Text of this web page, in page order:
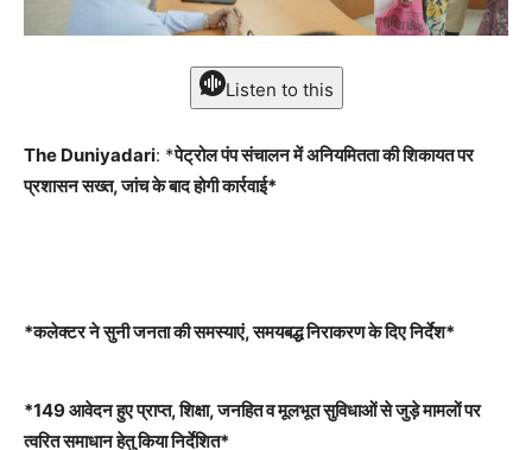
Listen to this
The Duniyadari: *पेट्रोल पंप संचालन में अनियमितता की शिकायत पर
प्रशासन सख्त, जांच के बाद होगी कार्रवाई*
*कलेक्टर ने सुनी जनता की समस्याएं, समयबद्ध निराकरण के दिए निर्देश*
*149 आवेदन हुए प्राप्त, शिक्षा, जनहित व मूलभूत सुविधाओं से जुड़े मामलों पर
त्वरित समाधान हेतु किया निर्देशित*